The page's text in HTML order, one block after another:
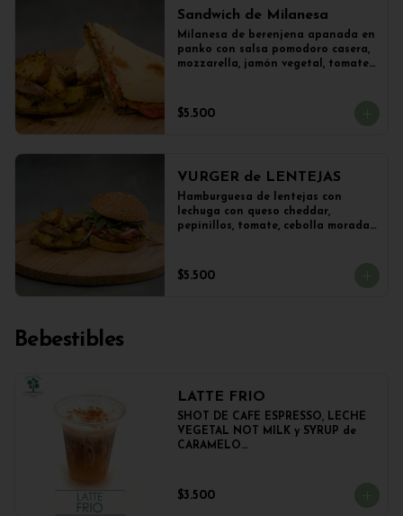
Sandwich de Milanesa
Milanesa de berenjena apanada en
panko con salsa pomodoro casera,
mozzarella, jamón vegetal, tomate,
$5.500
VURGER de LENTEJAS
Hamburguesa de lentejas con
lechuga con queso cheddar,
pepinillos, tomate, cebolla morada
$5.500
Bebestibles
LATTE FRIO
SHOT DE CAFE ESPRESSO, LECHE
VEGETAL NOT MILK y SYRUP de
CARAMELO
$3.500